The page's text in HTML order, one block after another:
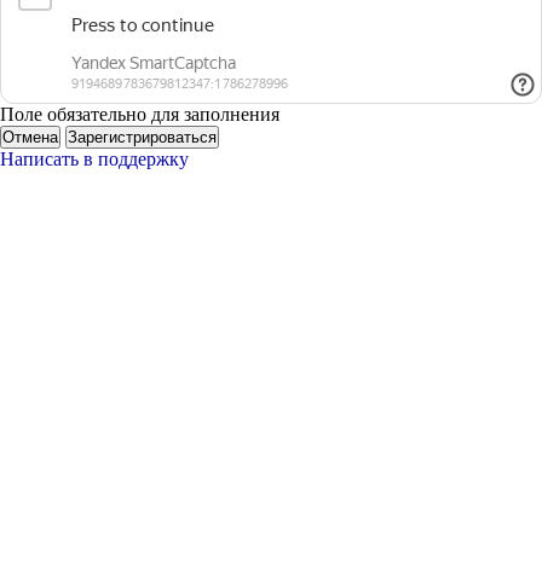
Поле обязательно для заполнения
Отмена Зарегистрироваться
Написать в поддержку